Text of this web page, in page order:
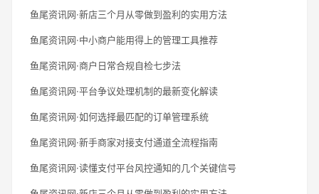
鱼尾资讯网·新店三个月从零做到盈利的实用方法
鱼尾资讯网·中小商户能用得上的管理工具推荐
鱼尾资讯网·商户日常合规自检七步法
鱼尾资讯网·平台争议处理机制的最新变化解读
鱼尾资讯网·如何选择最匹配的订单管理系统
鱼尾资讯网·新手商家对接支付通道全流程指南
鱼尾资讯网·读懂支付平台风控通知的几个关键信号